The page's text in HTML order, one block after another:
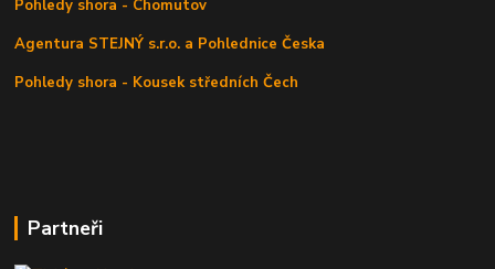
Pohledy shora - Chomutov
Agentura STEJNÝ s.r.o. a Pohlednice Česka
Pohledy shora - Kousek středních Čech
Partneři